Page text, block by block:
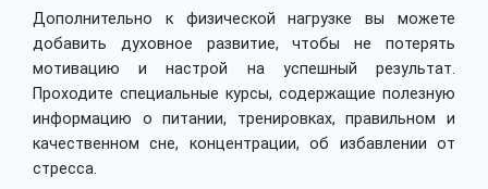
Дополнительно к физической нагрузке вы можете
добавить духовное развитие, чтобы не потерять
мотивацию и настрой на успешный результат.
Проходите специальные курсы, содержащие полезную
информацию о питании, тренировках, правильном и
качественном сне, концентрации, об избавлении от
стресса.